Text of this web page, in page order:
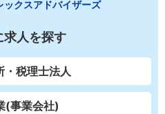
ックスアドバイザーズ
求人を探す
・税理士法人
(事業会社)